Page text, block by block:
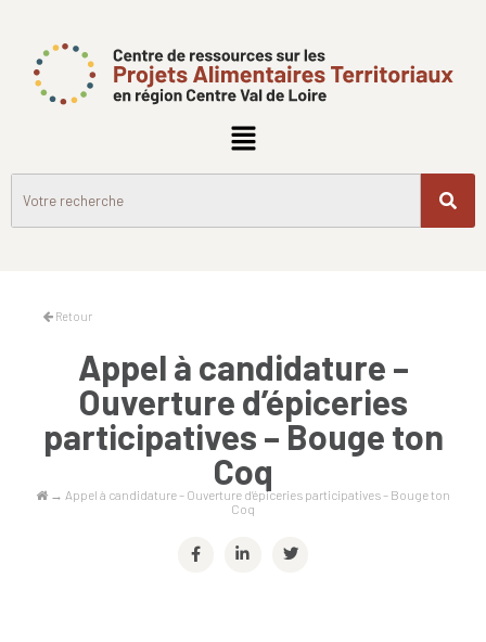
Retour
Appel à candidature –
Ouverture d’épiceries
participatives – Bouge ton
Coq
→ Appel à candidature – Ouverture d’épiceries participatives – Bouge ton
Coq